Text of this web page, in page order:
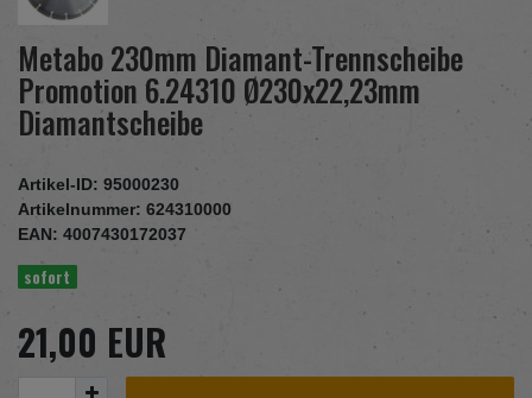
Metabo 230mm Diamant-Trennscheibe
Promotion 6.24310 Ø230x22,23mm
Diamantscheibe
Artikel-ID: 95000230
Artikelnummer: 624310000
EAN: 4007430172037
sofort
21,00 EUR